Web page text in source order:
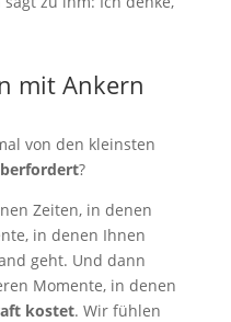
mit Ankern
von den kleinsten
?
Zeiten, in denen
in denen Ihnen
geht. Und dann
Momente, in denen
kostet. Wir fühlen